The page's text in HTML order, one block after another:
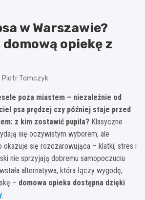
w Warszawie?
opiekę z
Piotr Tomczyk
poza miastem – niezależnie od
psa prędzej czy później staje przed
z kim zostawić pupila? Klasyczne
się oczywistym wyborem, ale
się rozczarowująca – klatki, stres i
nie sprzyjają dobremu samopoczuciu
alternatywa, która łączy wygodę,
– domowa opieka dostępna dzięki
.